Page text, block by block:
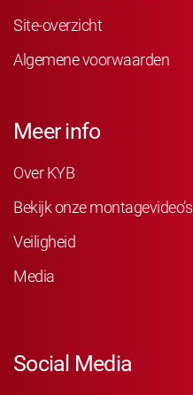
Site-overzicht
Algemene voorwaarden
Meer info
Over KYB
Bekijk onze montagevideo’s
Veiligheid
Media
Social Media